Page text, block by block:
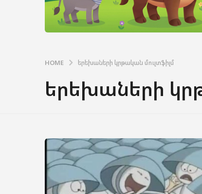
HOME երեխաների կրթական մուլտֆիլմ
երեխաների